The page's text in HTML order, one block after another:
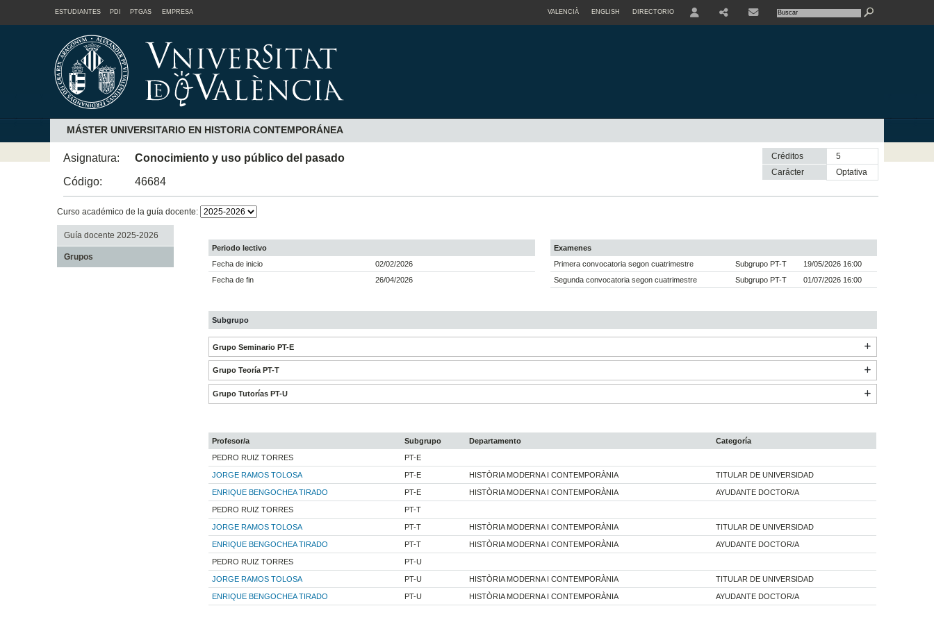
ESTUDIANTES PDI PTGAS EMPRESA VALENCIÀ ENGLISH DIRECTORIO
MÁSTER UNIVERSITARIO EN HISTORIA CONTEMPORÁNEA
Asignatura:
Conocimiento y uso público del pasado
Código:
46684
Créditos
5
Carácter
optativa
Curso académico de la guía docente:
Guía docente 2025-2026
Grupos
Periodo lectivo
Fecha de inicio
02/02/2026
Fecha de fin
26/04/2026
Examenes
Primera convocatoria segon cuatrimestre
Subgrupo PT-T
19/05/2026 16:00
Segunda convocatoria segon cuatrimestre
Subgrupo PT-T 01/07/2026 16:00
Subgrupo
Grupo Seminario PT-E
Grupo Teoría PT-T
Grupo Tutorías PT-U
Profesor/a Subgrupo Departamento
Categoría
PEDRO RUIZ TORRES
PT-E
JORGE RAMOS TOLOSA PT-E HISTÒRIA MODERNA I CONTEMPORÀNIA TITULAR DE UNIVERSIDAD
ENRIQUE BENGOCHEA TIRADO PT-E HISTÒRIA MODERNA I CONTEMPORÀNIA AYUDANTE DOCTOR/A
PEDRO RUIZ TORRES PT-T
JORGE RAMOS TOLOSA PT-T HISTÒRIA MODERNA I CONTEMPORÀNIA TITULAR DE UNIVERSIDAD
ENRIQUE BENGOCHEA TIRADO PT-T HISTÒRIA MODERNA I CONTEMPORÀNIA AYUDANTE DOCTOR/A
PEDRO RUIZ TORRES PT-U
JORGE RAMOS TOLOSA PT-U HISTÒRIA MODERNA I CONTEMPORÀNIA TITULAR DE UNIVERSIDAD
ENRIQUE BENGOCHEA TIRADO PT-U HISTÒRIA MODERNA I CONTEMPORÀNIA AYUDANTE DOCTOR/A